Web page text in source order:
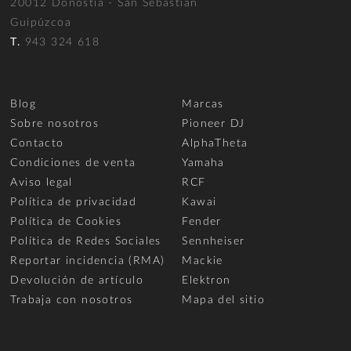
20012 Donostia - San Sebastián
Guipúzcoa
T. 943 324 618
Blog
Sobre nosotros
Contacto
Condiciones de venta
Aviso legal
Política de privacidad
Política de Cookies
Política de Redes Sociales
Reportar incidencia (RMA)
Devolución de artículo
Trabaja con nosotros
Marcas
Pioneer DJ
AlphaTheta
Yamaha
RCF
Kawai
Fender
Sennheiser
Mackie
Elektron
Mapa del sitio